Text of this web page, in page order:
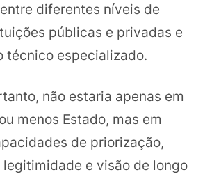
diferentes níveis de
públicas e privadas e
técnico especializado.
não estaria apenas em
menos Estado, mas em
de priorização,
legitimidade e visão de longo